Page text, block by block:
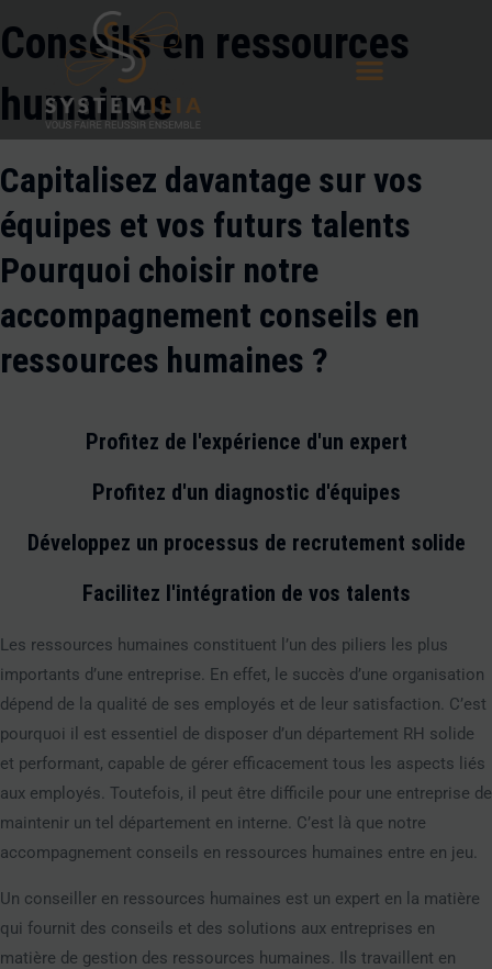
Conseils en ressources
humaines
Capitalisez davantage sur vos
équipes et vos futurs talents
Pourquoi choisir notre
accompagnement conseils en
ressources humaines ?
Profitez de l'expérience d'un expert
Profitez d'un diagnostic d'équipes
Développez un processus de recrutement solide
Facilitez l'intégration de vos talents
Les ressources humaines constituent l’un des piliers les plus
importants d’une entreprise. En effet, le succès d’une organisation
dépend de la qualité de ses employés et de leur satisfaction. C’est
pourquoi il est essentiel de disposer d’un département RH solide
et performant, capable de gérer efficacement tous les aspects liés
aux employés. Toutefois, il peut être difficile pour une entreprise de
maintenir un tel département en interne. C’est là que notre
accompagnement conseils en ressources humaines entre en jeu.
Un conseiller en ressources humaines est un expert en la matière
qui fournit des conseils et des solutions aux entreprises en
matière de gestion des ressources humaines. Ils travaillent en